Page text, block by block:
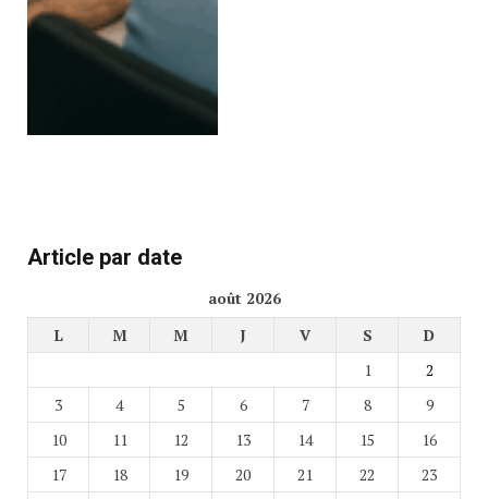
Article par date
août 2026
L
M M J V S
D
1
2
3
4 5 6 7 8
9
10
11 12 13 14 15
16
17
18 19 20 21 22
23